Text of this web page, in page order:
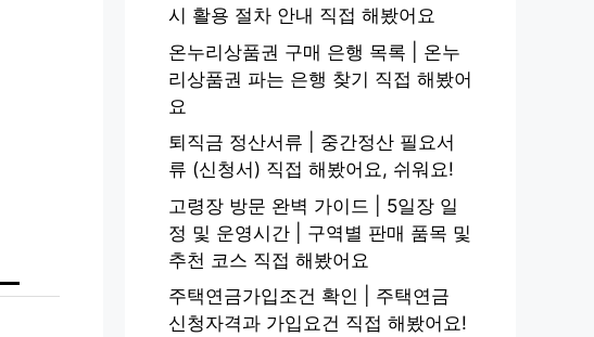
시 활용 절차 안내 직접 해봤어요
온누리상품권 구매 은행 목록 | 온누
리상품권 파는 은행 찾기 직접 해봤어
요
퇴직금 정산서류 | 중간정산 필요서
류 (신청서) 직접 해봤어요, 쉬워요!
고령장 방문 완벽 가이드 | 5일장 일
정 및 운영시간 | 구역별 판매 품목 및
추천 코스 직접 해봤어요
주택연금가입조건 확인 | 주택연금
신청자격과 가입요건 직접 해봤어요!